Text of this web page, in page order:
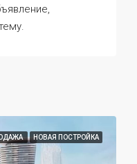
НОВАЯ ПОСТРОЙКА